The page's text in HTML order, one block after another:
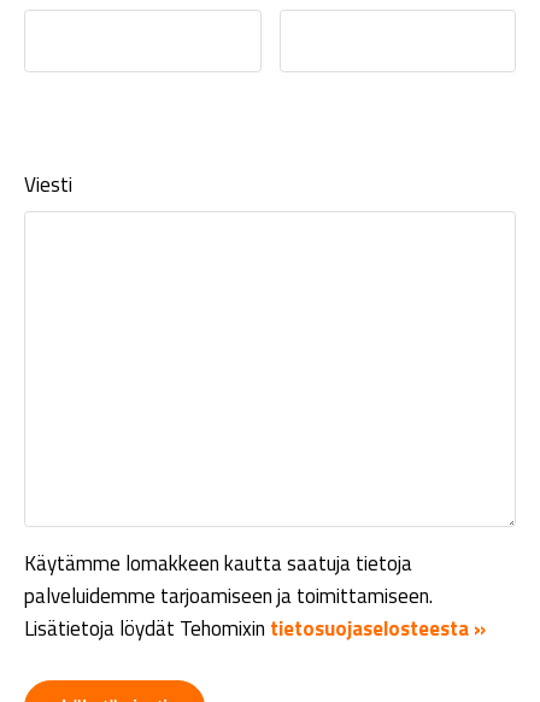
Viesti
Käytämme lomakkeen kautta saatuja tietoja
palveluidemme tarjoamiseen ja toimittamiseen.
Lisätietoja löydät Tehomixin tietosuojaselosteesta »